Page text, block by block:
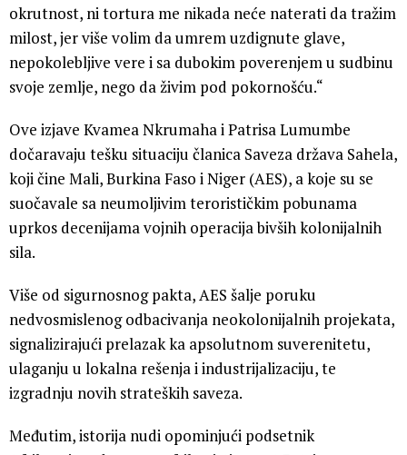
okrutnost, ni tortura me nikada neće naterati da tražim
milost, jer više volim da umrem uzdignute glave,
nepokolebljive vere i sa dubokim poverenjem u sudbinu
svoje zemlje, nego da živim pod pokornošću.“
Ove izjave Kvamea Nkrumaha i Patrisa Lumumbe
dočaravaju tešku situaciju članica Saveza država Sahela,
koji čine Mali, Burkina Faso i Niger (AES), a koje su se
suočavale sa neumoljivim terorističkim pobunama
uprkos decenijama vojnih operacija bivših kolonijalnih
sila.
Više od sigurnosnog pakta, AES šalje poruku
nedvosmislenog odbacivanja neokolonijalnih projekata,
signalizirajući prelazak ka apsolutnom suverenitetu,
ulaganju u lokalna rešenja i industrijalizaciju, te
izgradnju novih strateških saveza.
Međutim, istorija nudi opominjući podsetnik